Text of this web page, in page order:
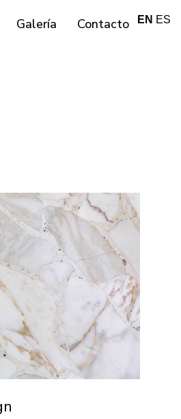
Galería Contacto EN ES